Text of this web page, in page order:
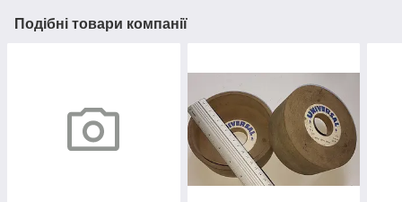
Подібні товари компанії